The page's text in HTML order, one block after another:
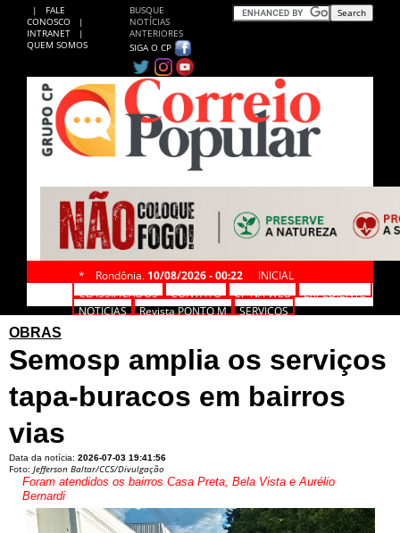
|
FALE
CONOSCO
|
INTRANET
|
QUEM SOMOS
BUSQUE
NOTÍCIAS
ANTERIORES
SIGA O CP
* Rondônia, 10/08/2026 - 00:22
INICIAL
CLASSIFICADOS
CONTATO CP NA WEB
EXPEDIENTE
NOTÍCIAS
Revista PONTO M
SERVIÇOS
OBRAS
Semosp amplia os serviços
tapa-buracos em bairros
vias
Data da notícia: 2026-07-03 19:41:56
Foto: Jefferson Baltar/CCS/Divulgação
Foram atendidos os bairros Casa Preta, Bela Vista e Aurélio
Bernardi